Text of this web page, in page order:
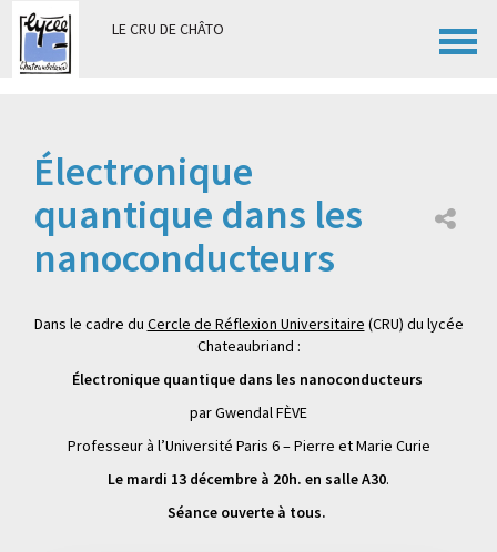
LE CRU DE CHÂTO
Électronique
quantique dans les
nanoconducteurs
Dans le cadre du Cercle de Réflexion Universitaire (CRU) du lycée
Chateaubriand :
Électronique quantique dans les nanoconducteurs
par Gwendal FÈVE
Professeur à l’Université Paris 6 – Pierre et Marie Curie
Le mardi 13 décembre à 20h. en salle A30.
Séance ouverte à tous.
Panneau de gestion des cookies